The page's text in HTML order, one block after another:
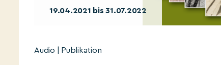
19.04.2021 bis 31.07.2022
Audio | Publikation